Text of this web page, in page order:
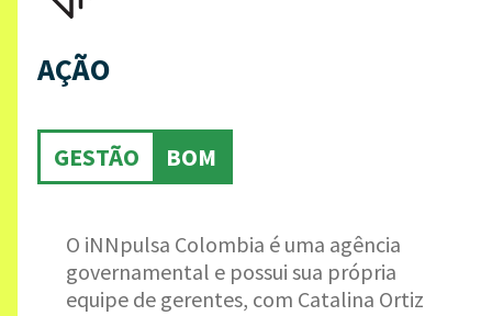
AÇÃO
GESTÃO BOM
O iNNpulsa Colombia é uma agência
governamental e possui sua própria
equipe de gerentes, com Catalina Ortiz